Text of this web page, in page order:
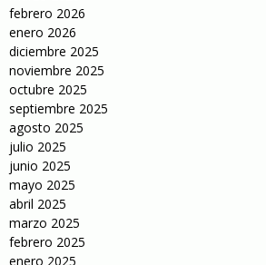
febrero 2026
enero 2026
diciembre 2025
noviembre 2025
octubre 2025
septiembre 2025
agosto 2025
julio 2025
junio 2025
mayo 2025
abril 2025
marzo 2025
febrero 2025
enero 2025